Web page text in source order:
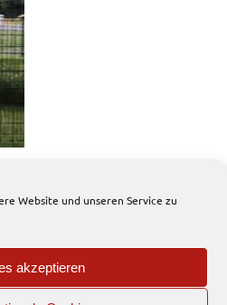
Website und unseren Service zu
akzeptieren